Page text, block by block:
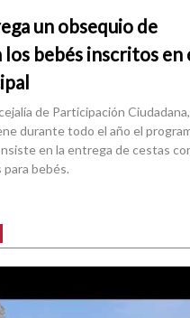
un obsequio de
los bebés inscritos en
de Participación
durante todo el año el
en la entrega de cestas
bebés.